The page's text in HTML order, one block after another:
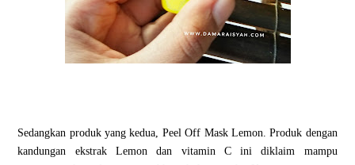
Sedangkan produk yang kedua, Peel Off Mask Lemon. Produk dengan
kandungan ekstrak Lemon dan vitamin C ini diklaim mampu